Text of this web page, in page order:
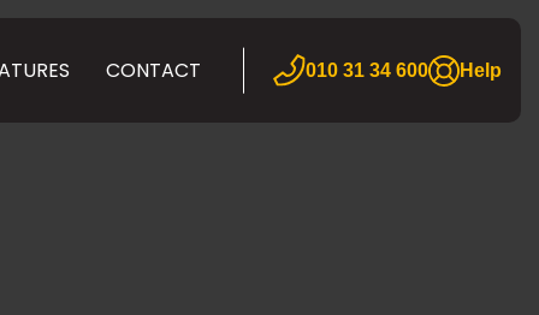
CONTACT 010 31 34 600 Help